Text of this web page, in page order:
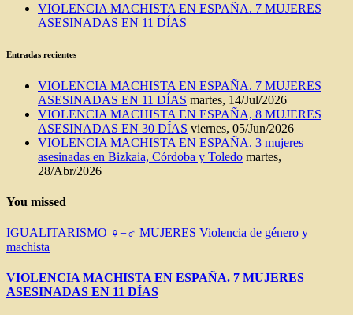
VIOLENCIA MACHISTA EN ESPAÑA. 7 MUJERES
ASESINADAS EN 11 DÍAS
Entradas recientes
VIOLENCIA MACHISTA EN ESPAÑA. 7 MUJERES
ASESINADAS EN 11 DÍAS martes, 14/Jul/2026
VIOLENCIA MACHISTA EN ESPAÑA, 8 MUJERES
ASESINADAS EN 30 DÍAS viernes, 05/Jun/2026
VIOLENCIA MACHISTA EN ESPAÑA. 3 mujeres
asesinadas en Bizkaia, Córdoba y Toledo martes,
28/Abr/2026
You missed
IGUALITARISMO ♀=♂ MUJERES Violencia de género y
machista
VIOLENCIA MACHISTA EN ESPAÑA. 7 MUJERES
ASESINADAS EN 11 DÍAS